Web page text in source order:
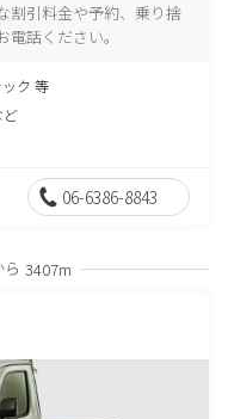
割引料金や予約、乗り捨
話ください。
ク 等
ど
06-6386-8843
3407m